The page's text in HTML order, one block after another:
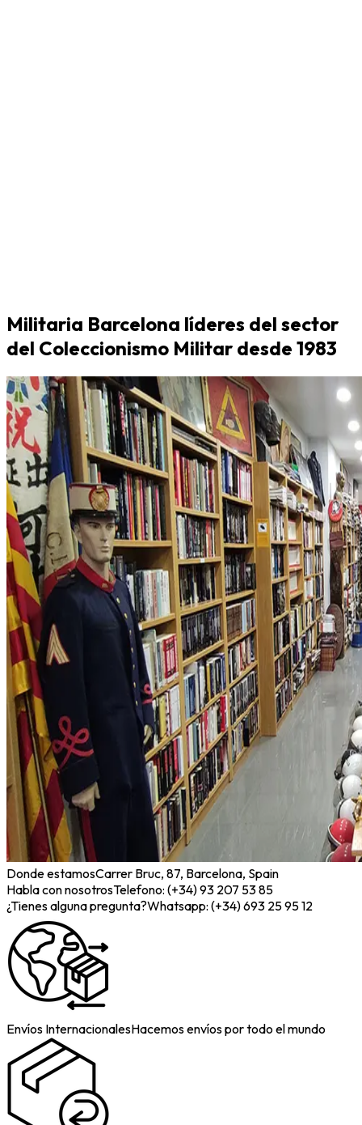
Militaria Barcelona líderes del sector
del Coleccionismo Militar desde 1983
Donde estamosCarrer Bruc, 87, Barcelona, Spain
Habla con nosotrosTelefono: (+34) 93 207 53 85
¿Tienes alguna pregunta?Whatsapp: (+34) 693 25 95 12
Envíos InternacionalesHacemos envíos por todo el mundo